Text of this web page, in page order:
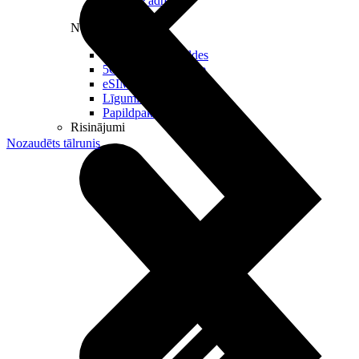
Noderīgi
Jautājumi un atbildes
5G pārklājuma karte
eSIM tehnoloģija
Līgumi un noteikumi
Papildpakalpojumi
Risinājumi
Nozaudēts tālrunis